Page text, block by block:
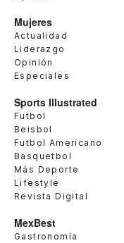
Mujeres
Actualidad
Liderazgo
Opinión
Especiales
Sports Illustrated
Futbol
Beisbol
Futbol Americano
Basquetbol
Más Deporte
Lifestyle
Revista Digital
MexBest
Gastronomía